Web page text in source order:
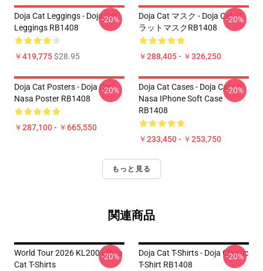
Doja Cat Leggings - Doja Cat
Leggings RB1408
￥419,775$28.95
-20%
Doja Cat マスク - Doja Cat フ
ラットマスクRB1408
￥288,405 - ￥326,250
-20%
Doja Cat Posters - Doja Cat
Nasa Poster RB1408
￥287,100 - ￥665,550
-20%
Doja Cat Cases - Doja Cat
Nasa IPhone Soft Case
RB1408
￥233,450 - ￥253,750
-20%
もっと見る
関連商品
World Tour 2026 KL2001 Doja
Cat T-Shirts
-20%
Doja Cat T-Shirts - Doja Classic
T-Shirt RB1408
-20%